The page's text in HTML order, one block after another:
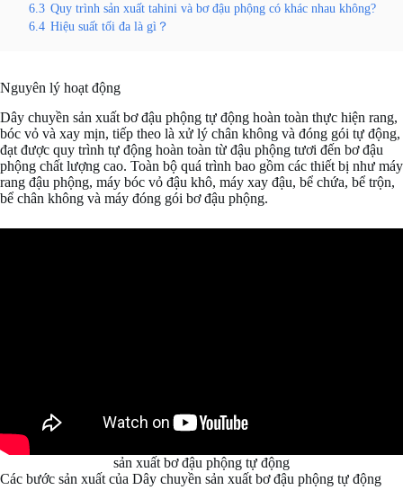
6.3 Quy trình sản xuất tahini và bơ đậu phộng có khác nhau không?
6.4 Hiệu suất tối đa là gì？
Nguyên lý hoạt động
Dây chuyền sản xuất bơ đậu phộng tự động hoàn toàn thực hiện rang,
bóc vỏ và xay mịn, tiếp theo là xử lý chân không và đóng gói tự động,
đạt được quy trình tự động hoàn toàn từ đậu phộng tươi đến bơ đậu
phộng chất lượng cao. Toàn bộ quá trình bao gồm các thiết bị như máy
rang đậu phộng, máy bóc vỏ đậu khô, máy xay đậu, bể chứa, bể trộn,
bể chân không và máy đóng gói bơ đậu phộng.
sản xuất bơ đậu phộng tự động
Các bước sản xuất của Dây chuyền sản xuất bơ đậu phộng tự động